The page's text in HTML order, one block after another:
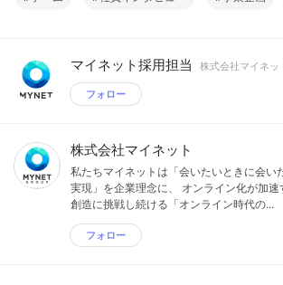
マイネット採用担当 株式会社マイネッ
フォロー
株式会社マイネット
私たちマイネットは「会いたいときに会い
実現」を企業理念に、 オンライン化が加
創造に挑戦し続ける「オンライン時代の...
フォロー